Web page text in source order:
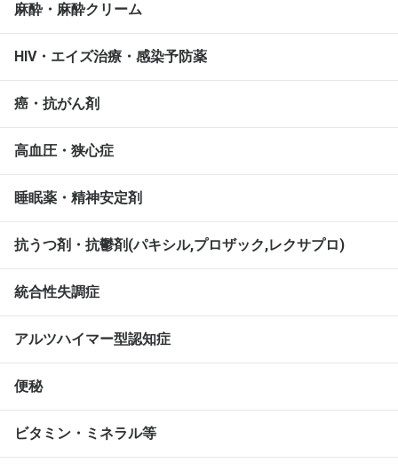
麻酔・麻酔クリーム
HIV・エイズ治療・感染予防薬
癌・抗がん剤
高血圧・狭心症
睡眠薬・精神安定剤
抗うつ剤・抗鬱剤(パキシル,プロザック,レクサプロ)
統合性失調症
アルツハイマー型認知症
便秘
ビタミン・ミネラル等